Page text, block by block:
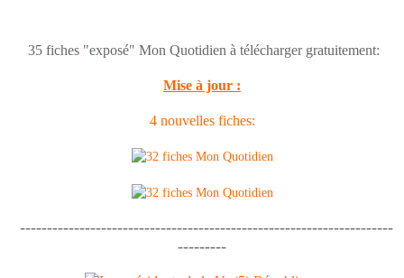
35 fiches "exposé" Mon Quotidien à télécharger gratuitement:
Mise à jour :
4 nouvelles fiches:
---------------------------------------------------------------------
---------